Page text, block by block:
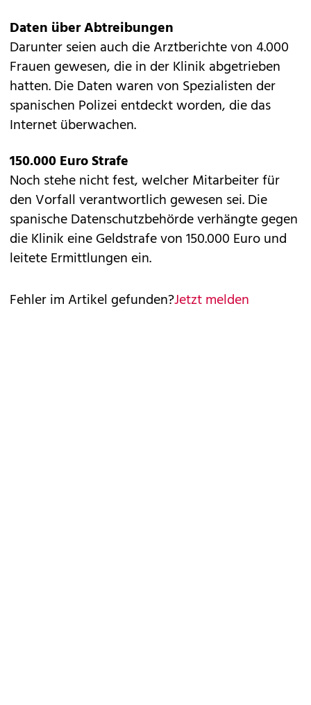
Daten über Abtreibungen
Darunter seien auch die Arztberichte von 4.000
Frauen gewesen, die in der Klinik abgetrieben
hatten. Die Daten waren von Spezialisten der
spanischen Polizei entdeckt worden, die das
Internet überwachen.
150.000 Euro Strafe
Noch stehe nicht fest, welcher Mitarbeiter für
den Vorfall verantwortlich gewesen sei. Die
spanische Datenschutzbehörde verhängte gegen
die Klinik eine Geldstrafe von 150.000 Euro und
leitete Ermittlungen ein.
Fehler im Artikel gefunden?Jetzt melden